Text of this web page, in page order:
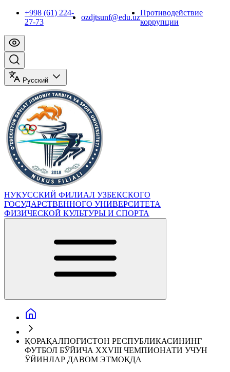
+998 (61) 224-
27-73
ozdjtsunf@edu.uz
Противодействие
коррупции
Русский
НУКУССКИЙ ФИЛИАЛ УЗБЕКСКОГО
ГОСУДАРСТВЕННОГО УНИВЕРСИТЕТА
ФИЗИЧЕСКОЙ КУЛЬТУРЫ И СПОРТА
ҚОРАҚАЛПОҒИСТОН РЕСПУБЛИКАСИНИНГ
ФУТБОЛ БЎЙИЧА ХХVIII ЧЕМПИОНАТИ УЧУН
ЎЙИНЛАР ДАВОМ ЭТМОҚДА